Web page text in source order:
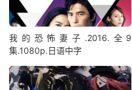
我的恐怖妻子.2016.全9
集.1080p.日语中字